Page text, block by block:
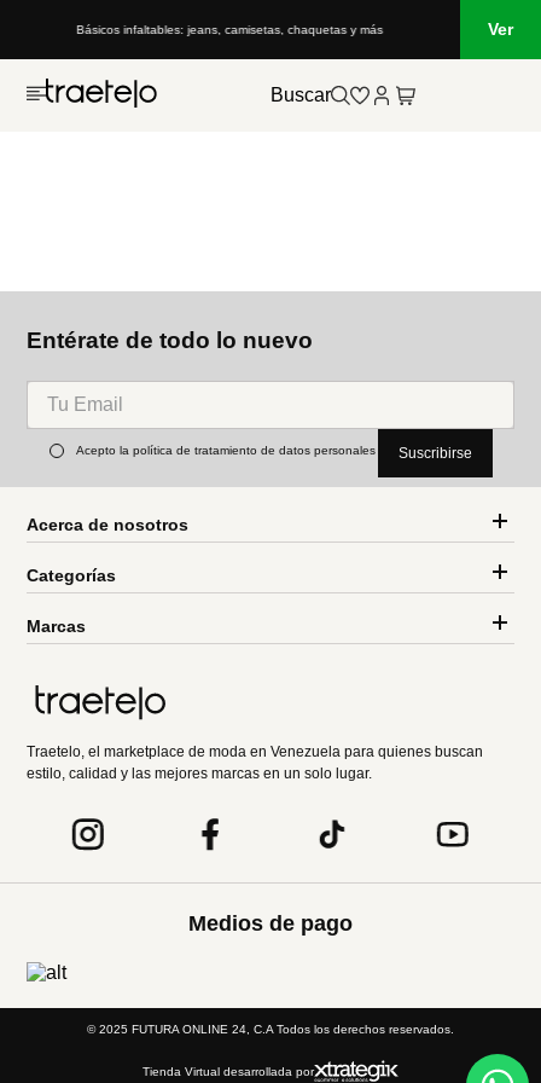
Básicos infaltables: jeans, camisetas, chaquetas y más Ver
Buscar
Entérate de todo lo nuevo
Acepto la política de tratamiento de datos personales Suscribirse
Acerca de nosotros
Categorías
Marcas
Traetelo, el marketplace de moda en Venezuela para quienes buscan
estilo, calidad y las mejores marcas en un solo lugar.
Medios de pago
© 2025 FUTURA ONLINE 24, C.A Todos los derechos reservados.
Tienda Virtual desarrollada por